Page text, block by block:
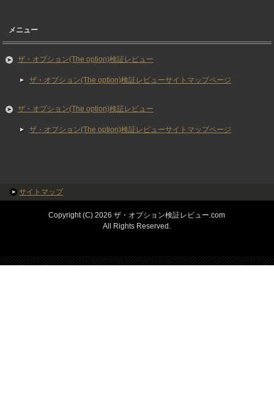
メニュー
ザ・オプション(The option)検証レビュー
ザ・オプション(The option)検証レビューサイトマップページ
ザ・オプション(The option)検証レビュー
ザ・オプション(The option)検証レビューサイトマップページ
サイトマップ
Copyright (C) 2026 ザ・オプション検証レビュー.com
All Rights Reserved.